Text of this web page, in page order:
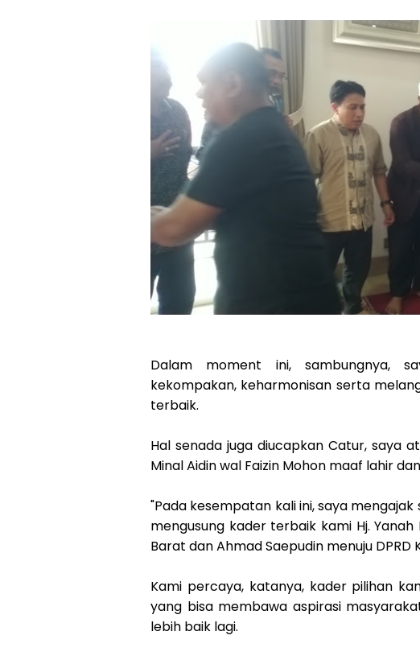
Dalam moment ini, sambungnya,
kekompakan, keharmonisan serta
terbaik.
Hal senada juga diucapkan Catur, saya
Minal Aidin wal Faizin Mohon maaf lahir
"Pada kesempatan kali ini, saya
mengusung kader terbaik kami Hj. Yanah
Barat dan Ahmad Saepudin menuju DPRD
Kami percaya, katanya, kader pilihan
yang bisa membawa aspirasi
lebih baik lagi.